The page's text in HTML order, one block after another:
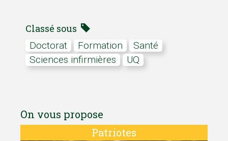
Classé sous
doctorat formation
Santé
Sciences infirmières
UQ
On vous propose
Patriotes